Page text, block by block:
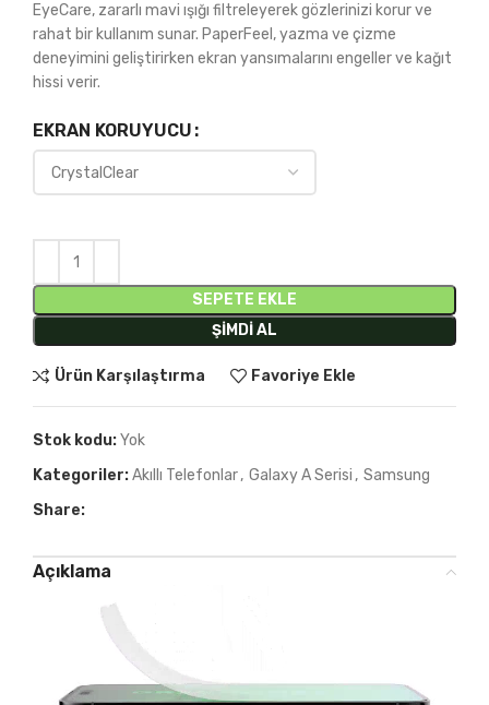
EyeCare, zararlı mavi ışığı filtreleyerek gözlerinizi korur ve
rahat bir kullanım sunar. PaperFeel, yazma ve çizme
deneyimini geliştirirken ekran yansımalarını engeller ve kağıt
hissi verir.
EKRAN KORUYUCU
SEPETE EKLE
ŞIMDI AL
Ürün Karşılaştırma Favoriye Ekle
Stok kodu:Yok
Kategoriler:Akıllı Telefonlar, Galaxy A Serisi , Samsung
Share:
Açıklama